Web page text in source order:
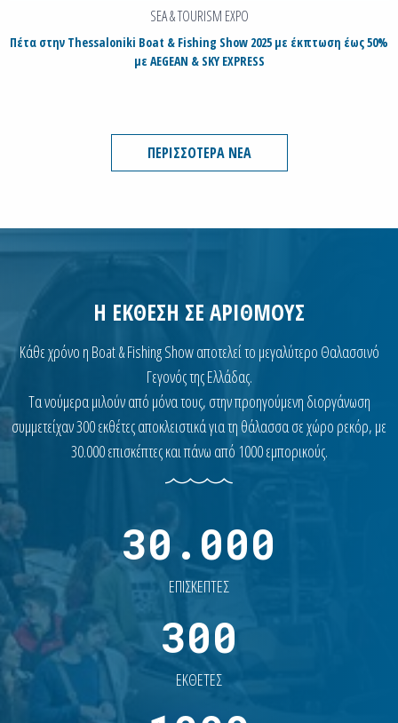
SEA & TOURISM EXPO
Πέτα στην Thessaloniki Boat & Fishing Show 2025 με έκπτωση έως 50%
με AEGEAN & SKY EXPRESS
ΠΕΡΙΣΣΟΤΕΡΑ ΝΕΑ
Η ΕΚΘΕΣΗ ΣΕ ΑΡΙΘΜΟΥΣ
Κάθε χρόνο η Boat & Fishing Show αποτελεί το μεγαλύτερο Θαλασσινό
Γεγονός της Ελλάδας.
Τα νούμερα μιλούν από μόνα τους, στην προηγούμενη διοργάνωση
συμμετείχαν 300 εκθέτες αποκλειστικά για τη θάλασσα σε χώρο ρεκόρ, με
30.000 επισκέπτες και πάνω από 1000 εμπορικούς.
30.000
ΕΠΙΣΚΕΠΤΕΣ
300
ΕΚΘΕΤΕΣ